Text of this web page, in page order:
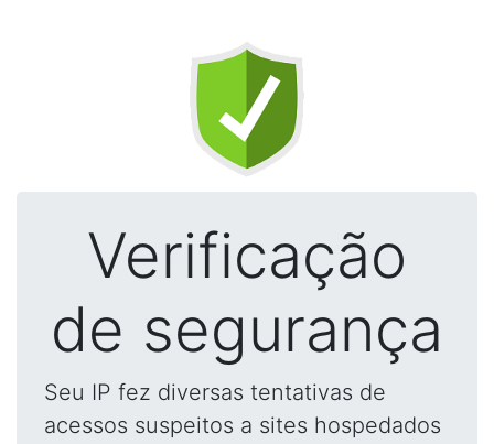
Verificação
de segurança
Seu IP fez diversas tentativas de
acessos suspeitos a sites hospedados